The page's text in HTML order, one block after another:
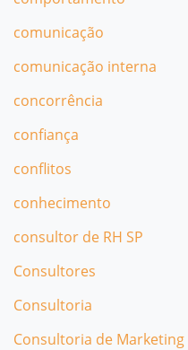
comunicação
comunicação interna
concorrência
confiança
conflitos
conhecimento
consultor de RH SP
Consultores
Consultoria
Consultoria de Marketing